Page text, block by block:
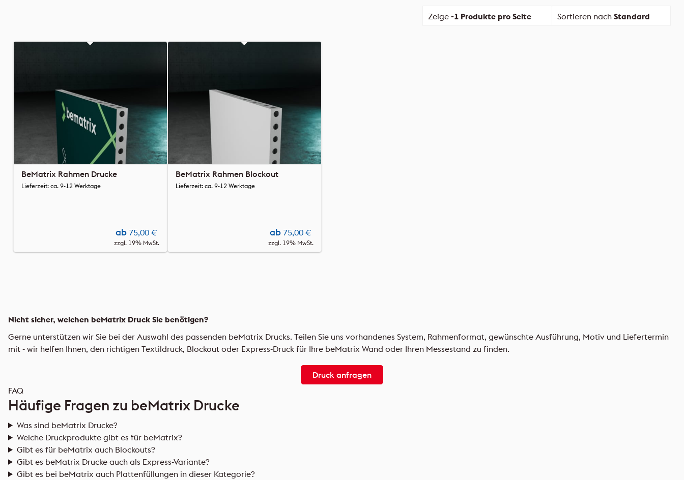
Sortieren nach Standard
Zeige -1 Produkte pro Seite
BeMatrix Rahmen Drucke
ab 75,00 €
zzgl. 19% MwSt.
Lieferzeit: ca. 9-12 Werktage
BeMatrix Rahmen Blockout
ab 75,00 €
zzgl. 19% MwSt.
Lieferzeit: ca. 9-12 Werktage
Nicht sicher, welchen beMatrix Druck Sie benötigen?
Gerne unterstützen wir Sie bei der Auswahl des passenden beMatrix Drucks. Teilen Sie uns vorhandenes System, Rahmenformat, gewünschte Ausführung, Motiv und Liefertermin
mit - wir helfen Ihnen, den richtigen Textildruck, Blockout oder Express-Druck für Ihre beMatrix Wand oder Ihren Messestand zu finden.
Druck anfragen
FAQ
Häufige Fragen zu beMatrix Drucke
Was sind beMatrix Drucke?
Welche Druckprodukte gibt es für beMatrix?
Gibt es für beMatrix auch Blockouts?
Gibt es beMatrix Drucke auch als Express-Variante?
Gibt es bei beMatrix auch Plattenfüllungen in dieser Kategorie?